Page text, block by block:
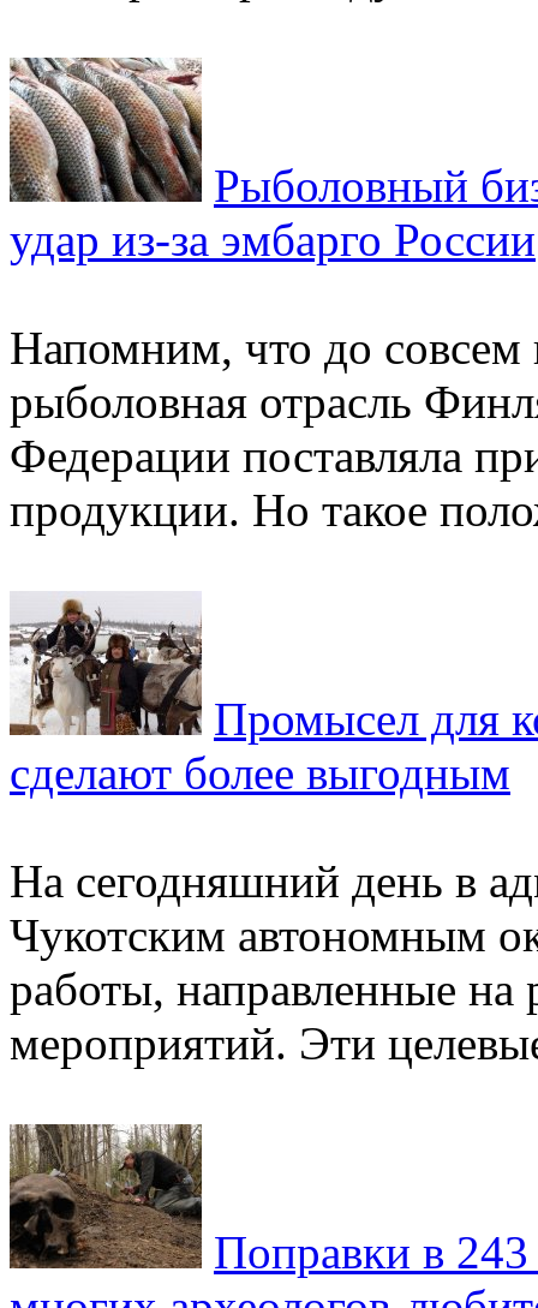
Рыболовный
удар из-за эмбарго России
Напомним, что до совсем
рыболовная отрасль
Федерации поставляла
продукции. Но такое
Промысел для
сделают более выгодным
На сегодняшний день в
Чукотским автономным
работы, направленные на
мероприятий. Эти
Поправки в